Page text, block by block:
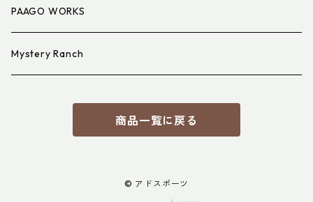
PAAGO WORKS
Mystery Ranch
商品一覧に戻る
© アドスポーツ